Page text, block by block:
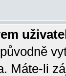
Máte-li